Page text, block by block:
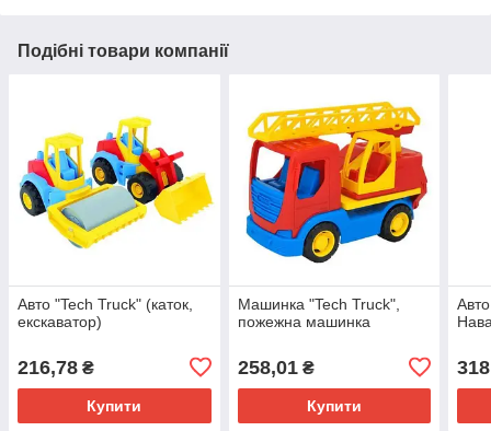
Подібні товари компанії
Авто "Tech Truck" (каток,
екскаватор)
216,78 ₴
Купити
Машинка "Tech Truck",
пожежна машинка
258,01₴
Купити